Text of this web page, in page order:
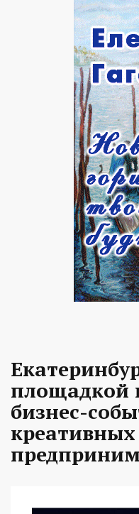
площадкой
бизнес-
креативных